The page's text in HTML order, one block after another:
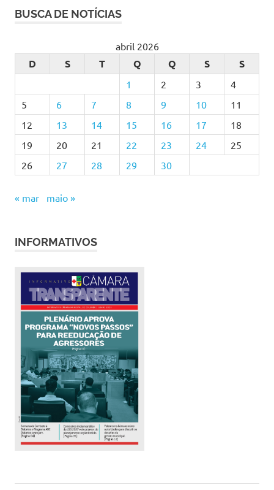
BUSCA DE NOTÍCIAS
abril 2026
D S T Q Q S S
1 2 3
4
5
6 7 8 9 10
11
12
13 14 15 16 17
18
19
20 21 22 23 24
25
26
27 28 29 30
« mar maio »
INFORMATIVOS